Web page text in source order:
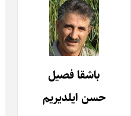
باشقا فصیل
حسن ایلدیریم